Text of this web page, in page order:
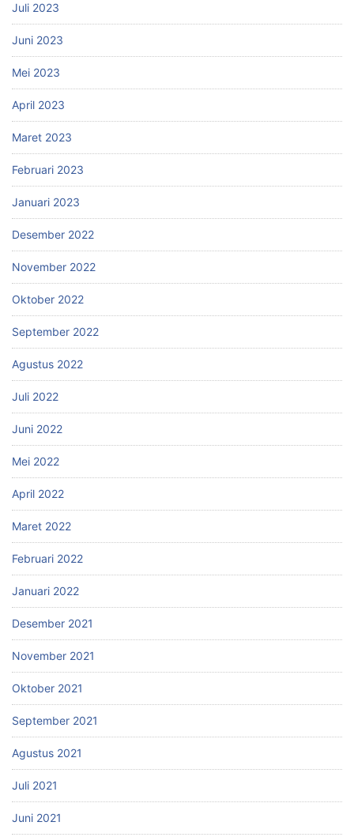
Juli 2023
Juni 2023
Mei 2023
April 2023
Maret 2023
Februari 2023
Januari 2023
Desember 2022
November 2022
Oktober 2022
September 2022
Agustus 2022
Juli 2022
Juni 2022
Mei 2022
April 2022
Maret 2022
Februari 2022
Januari 2022
Desember 2021
November 2021
Oktober 2021
September 2021
Agustus 2021
Juli 2021
Juni 2021